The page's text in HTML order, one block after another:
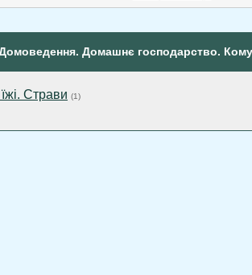
Домашнє господарство.
Страви (1)